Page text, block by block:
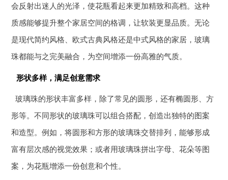
会反射出迷人的光泽，使花瓶看起来更加精致和高档。这种
质感能够提升整个家居空间的格调，让软装更显品质。无论
是现代简约风格、欧式古典风格还是中式风格的家居，玻璃
珠都能与之完美融合，为空间增添一份高雅的气质。
形状多样，满足创意需求
玻璃珠的形状丰富多样，除了常见的圆形，还有椭圆形、方
形等。不同形状的玻璃珠可以组合搭配，创造出独特的图案
和造型。例如，将圆形和方形的玻璃珠交替排列，能够形成
富有层次感的视觉效果；或者用玻璃珠拼出字母、花朵等图
案，为花瓶增添一份创意和个性。